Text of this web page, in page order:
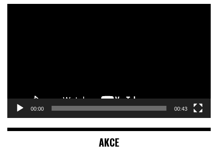
00:00 00:43
AKCE